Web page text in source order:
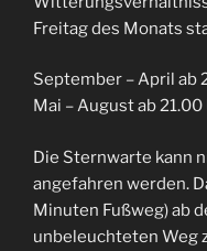
Freitag des Monats
September – April ab
Mai – August ab 21.00
Die Sternwarte kann
angefahren werden.
Minuten Fußweg) ab
unbeleuchteten Weg